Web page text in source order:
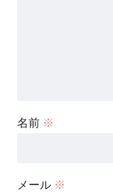
名前 ※
メール ※